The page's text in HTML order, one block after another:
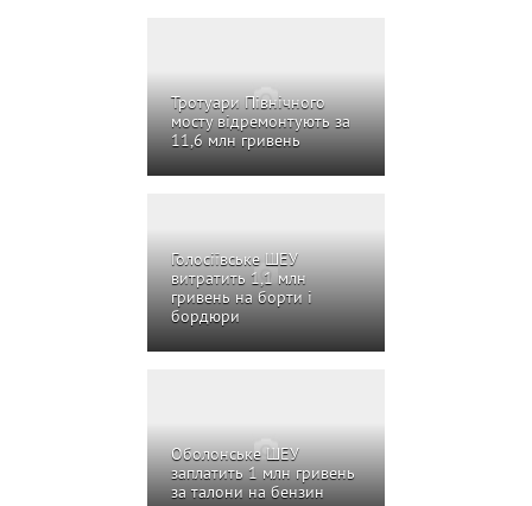
Тротуари Північного
мосту відремонтують за
11,6 млн гривень
Голосіївське ШЕУ
витратить 1,1 млн
гривень на борти і
бордюри
Оболонське ШЕУ
заплатить 1 млн гривень
за талони на бензин